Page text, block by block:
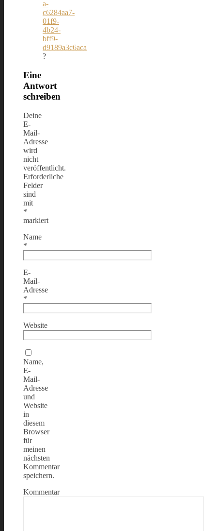
a-
c6284aa7-
01f9-
4b24-
bff9-
d9189a3c6aca
?
Eine
Antwort
schreiben
Deine
E-
Mail-
Adresse
wird
nicht
veröffentlicht.
Erforderliche
Felder
sind
mit
*
markiert
Name
*
E-
Mail-
Adresse
*
Website
Name,
E-
Mail-
Adresse
und
Website
in
diesem
Browser
für
meinen
nächsten
Kommentar
speichern.
Kommentar